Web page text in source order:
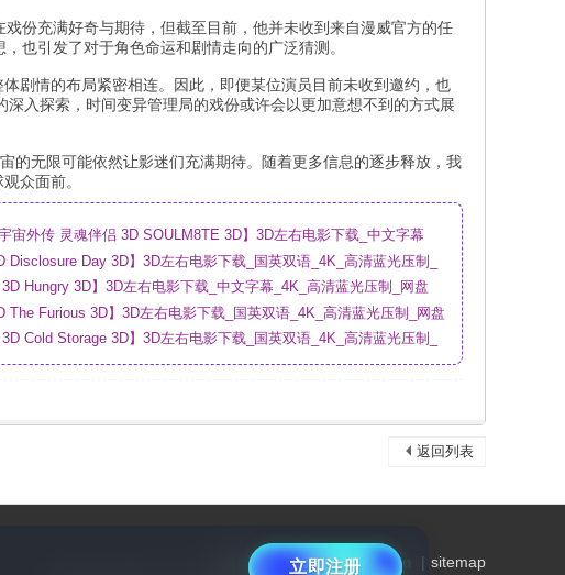
份充满好奇与期待，但截至目前，他并未收到来自漫威官方的任
也引发了对于角色命运和剧情走向的广泛猜测。
剧情的布局紧密相连。因此，即便某位演员目前未收到邀约，也
入探索，时间变异管理局的戏份或许会以更加意想不到的方式展
的无限可能依然让影迷们充满期待。随着更多信息的逐步释放，我
众面前。
宇宙外传 灵魂伴侣 3D SOULM8TE 3D】3D左右电影下载_中文字幕
压制_网盘
Disclosure Day 3D】3D左右电影下载_国英双语_4K_高清蓝光压制_
3D Hungry 3D】3D左右电影下载_中文字幕_4K_高清蓝光压制_网盘
The Furious 3D】3D左右电影下载_国英双语_4K_高清蓝光压制_网盘
3D Cold Storage 3D】3D左右电影下载_国英双语_4K_高清蓝光压制_
返回列表
立即注册
Archiver | www.vrmoli.com | sitemap